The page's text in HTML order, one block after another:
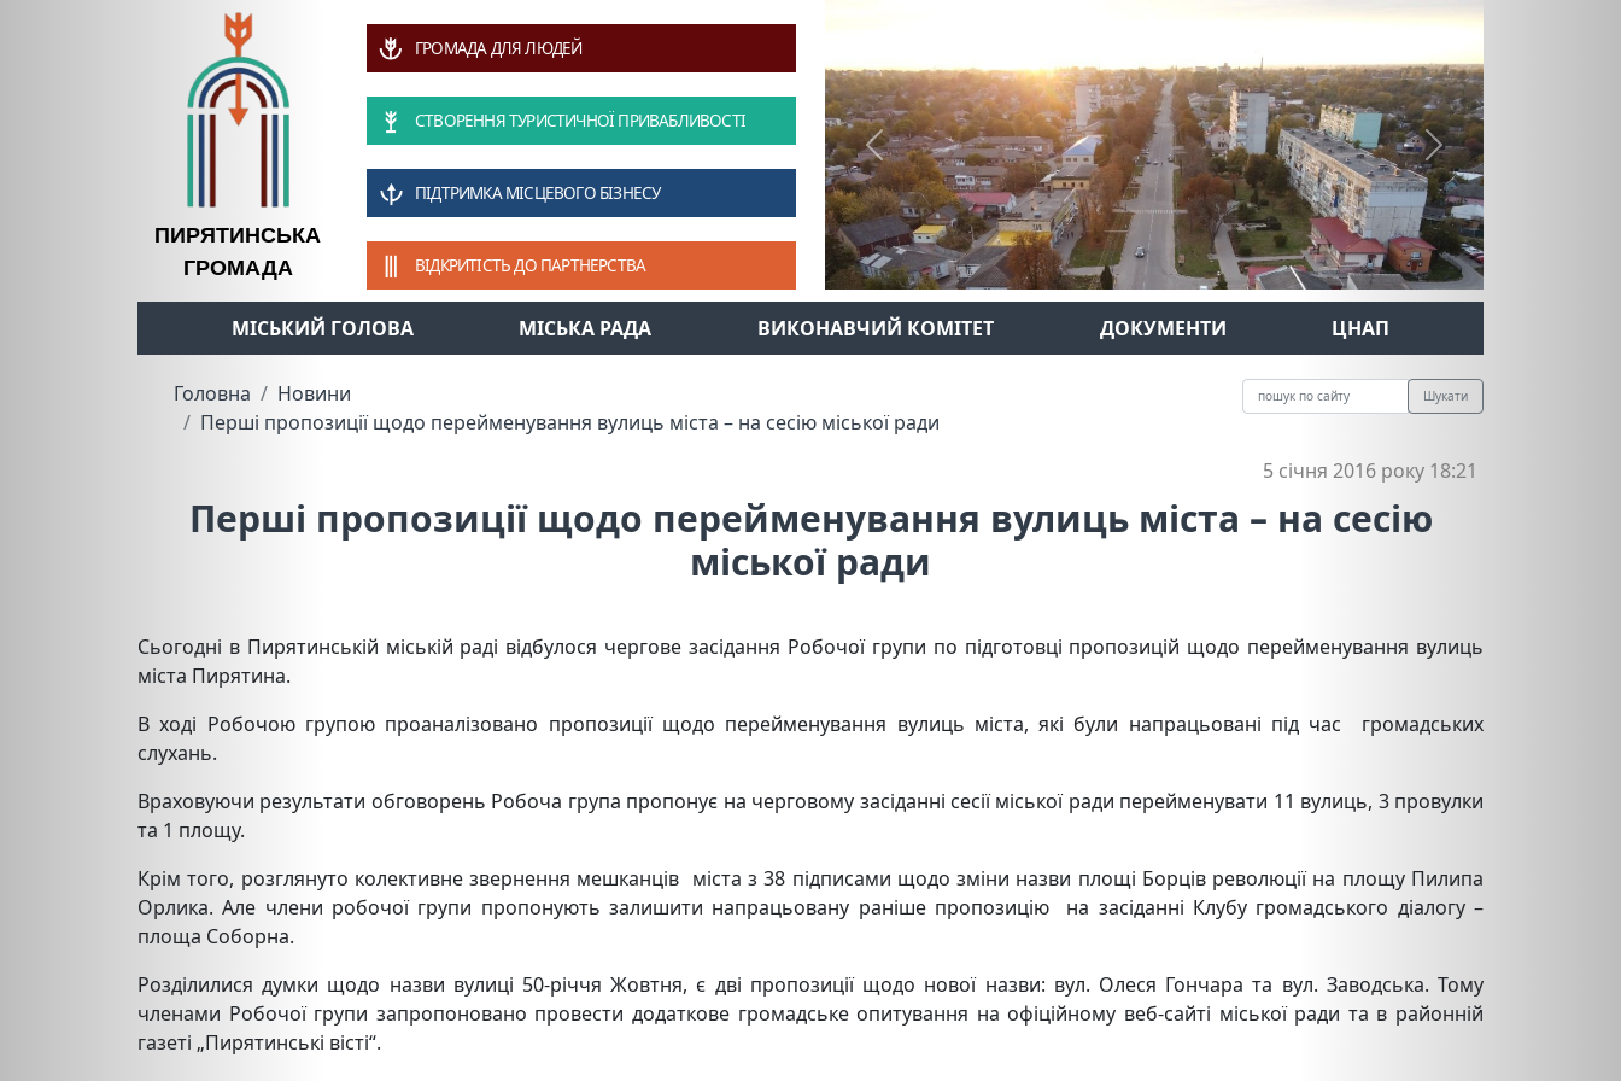
ПИРЯТИНСЬКА
ГРОМАДА
ГРОМАДА ДЛЯ ЛЮДЕЙ
СТВОРЕННЯ ТУРИСТИЧНОЇ ПРИВАБЛИВОСТІ
ПІДТРИМКА МІСЦЕВОГО БІЗНЕСУ
ВІДКРИТІСТЬ ДО ПАРТНЕРСТВА
Previous Next
МІСЬКИЙ ГОЛОВА МІСЬКА РАДА ВИКОНАВЧИЙ КОМІТЕТ ДОКУМЕНТИ ЦНАП
Головна
Новини
Перші пропозиції щодо перейменування вулиць міста – на сесію міської ради
Шукати
5 січня 2016 року 18:21
Перші пропозиції щодо перейменування вулиць міста – на сесію
міської ради
Сьогодні в Пирятинській міській раді відбулося чергове засідання Робочої групи по підготовці пропозицій щодо перейменування вулиць
міста Пирятина.
В ході Робочою групою проаналізовано пропозиції щодо перейменування вулиць міста, які були напрацьовані під час громадських
слухань.
Враховуючи результати обговорень Робоча група пропонує на черговому засіданні сесії міської ради перейменувати 11 вулиць, 3 провулки
та 1 площу.
Крім того, розглянуто колективне звернення мешканців міста з 38 підписами щодо зміни назви площі Борців революції на площу Пилипа
Орлика. Але члени робочої групи пропонують залишити напрацьовану раніше пропозицію на засіданні Клубу громадського діалогу –
площа Соборна.
Розділилися думки щодо назви вулиці 50-річчя Жовтня, є дві пропозиції щодо нової назви: вул. Олеся Гончара та вул. Заводська. Тому
членами Робочої групи запропоновано провести додаткове громадське опитування на офіційному веб-сайті міської ради та в районній
газеті „Пирятинські вісті“.